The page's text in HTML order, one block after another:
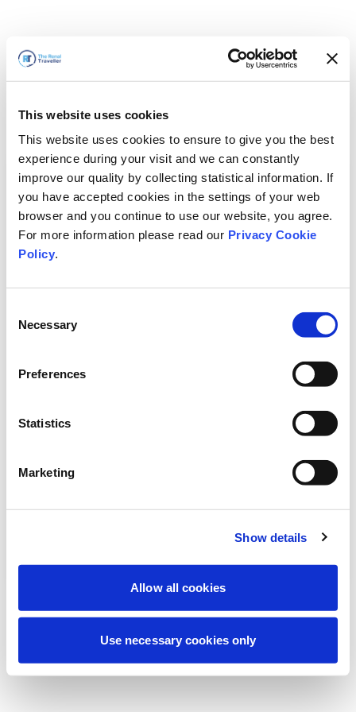
This website uses cookies
This website uses cookies to ensure to give you the best
experience during your visit and we can constantly
improve our quality by collecting statistical information. If
you have accepted cookies in the settings of your web
browser and you continue to use our website, you agree.
For more information please read our Privacy Cookie
Policy.
Selection
Necessary
Preferences
Statistics
Marketing
Show details
Allow all cookies
Use necessary cookies only
Deneyiminizi iyileştirmek için şu anda
planlanmış bakım yapıyoruz. Merak
etmeyin, kısa süre içinde tekrar çevrimiçi